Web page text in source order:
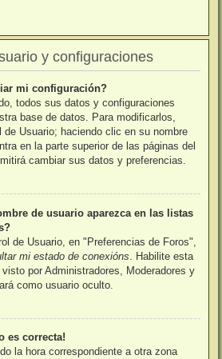
y configuraciones
mi configuración?
todos sus datos y configuraciones
base de datos. Para modificarlos,
Usuario; haciendo clic en su nombre
en la parte superior de las páginas del
cambiar sus datos y preferencias.
de usuario aparezca en las listas
de Usuario, en "Preferencias de Foros",
mi estado de conexións . Habilite esta
por Administradores, Moderadores y
como usuario oculto.
es correcta!
la hora correspondiente a otra zona